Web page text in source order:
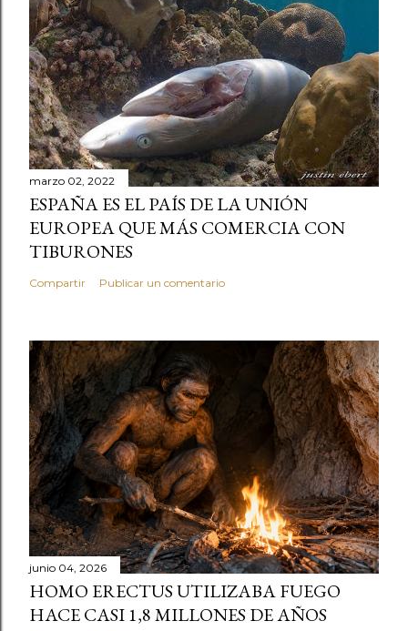
marzo 02, 2022
ESPAÑA ES EL PAÍS DE LA UNIÓN
EUROPEA QUE MÁS COMERCIA CON
TIBURONES
Compartir Publicar un comentario
junio 04, 2026
HOMO ERECTUS UTILIZABA FUEGO
HACE CASI 1,8 MILLONES DE AÑOS